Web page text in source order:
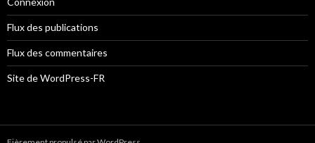
Flux des publications
Flux des commentaires
Site de WordPress-FR